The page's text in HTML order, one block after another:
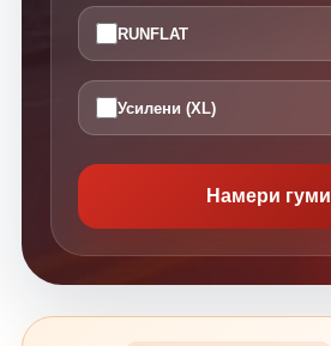
RUNFLAT
Усилени (XL)
Намери гуми